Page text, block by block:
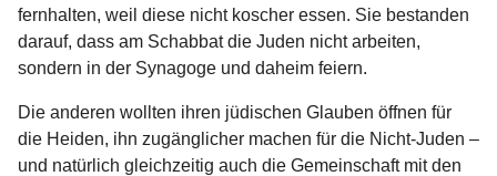
fernhalten, weil diese nicht koscher essen. Sie bestanden
darauf, dass am Schabbat die Juden nicht arbeiten,
sondern in der Synagoge und daheim feiern.
Die anderen wollten ihren jüdischen Glauben öffnen für
die Heiden, ihn zugänglicher machen für die Nicht-Juden –
und natürlich gleichzeitig auch die Gemeinschaft mit den